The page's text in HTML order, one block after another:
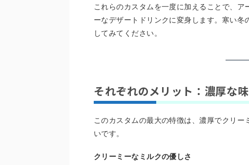
これらのカスタムを一度に加えることで、ア
ーなデザートドリンクに変身します。寒い
してみてください。
それぞれのメリット：濃厚な
このカスタムの最大の特徴は、濃厚でクリ
いです。
クリーミーなミルクの優しさ